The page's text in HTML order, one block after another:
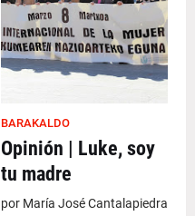
BARAKALDO
Opinión | Luke, soy
tu madre
por María José Cantalapiedra